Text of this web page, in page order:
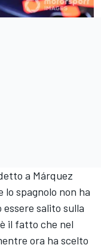
a Márquez
spagnolo non ha
salito sulla
il fatto che nel
ora ha scelto